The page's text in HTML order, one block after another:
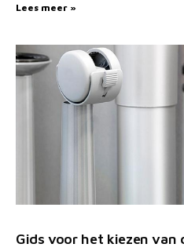
Lees meer »
Gids voor het kiezen van